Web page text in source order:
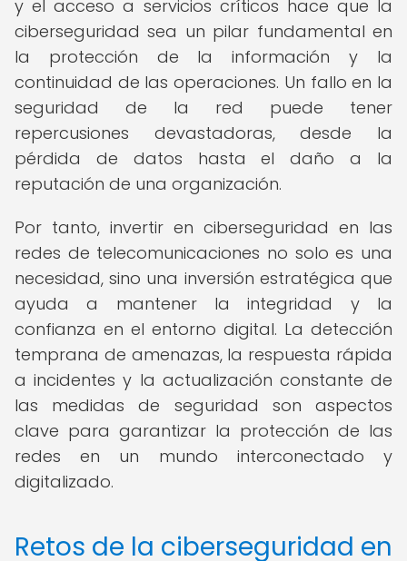
y el acceso a servicios críticos hace que la
ciberseguridad sea un pilar fundamental en
la protección de la información y la
continuidad de las operaciones. Un fallo en la
seguridad de la red puede tener
repercusiones devastadoras, desde la
pérdida de datos hasta el daño a la
reputación de una organización.
Por tanto, invertir en ciberseguridad en las
redes de telecomunicaciones no solo es una
necesidad, sino una inversión estratégica que
ayuda a mantener la integridad y la
confianza en el entorno digital. La detección
temprana de amenazas, la respuesta rápida
a incidentes y la actualización constante de
las medidas de seguridad son aspectos
clave para garantizar la protección de las
redes en un mundo interconectado y
digitalizado.
Retos de la ciberseguridad en